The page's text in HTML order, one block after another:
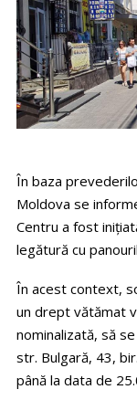
În baza
Moldova se
Centru a fost
legătură cu
În acest context,
un drept vătămat
nominalizată, să
str. Bulgară, 43,
până la data de